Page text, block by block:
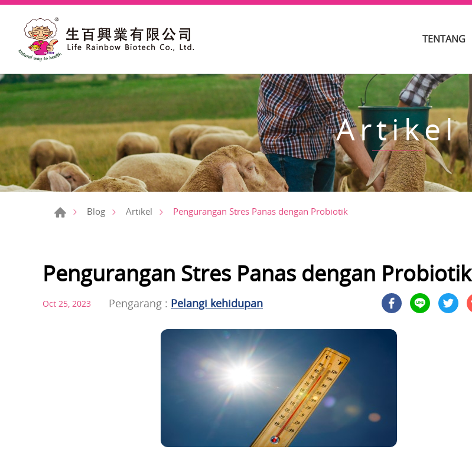
TENTANG
Artikel
Blog Artikel Pengurangan Stres Panas dengan Probiotik
Pengurangan Stres Panas dengan Probiotik
Oct 25, 2023 Pengarang : Pelangi kehidupan